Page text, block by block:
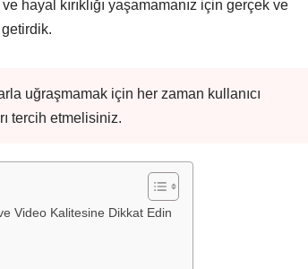
hayal kırıklığı yaşamamanız için gerçek ve
getirdik.
uğraşmamak için her zaman kullanıcı
tercih etmelisiniz.
Video Kalitesine Dikkat Edin